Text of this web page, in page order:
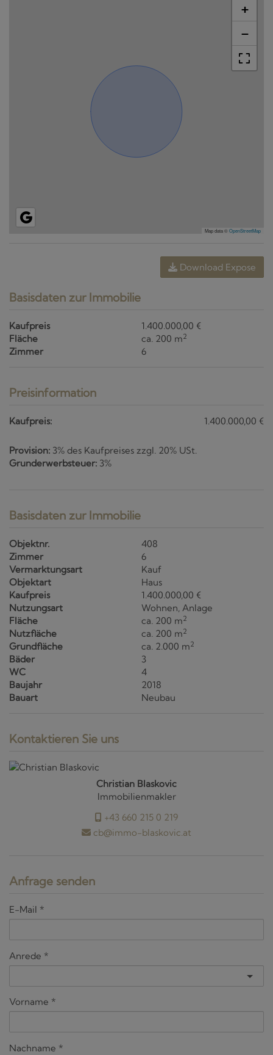
+
−
Map data ©OpenStreetMap
Download Expose
Basisdaten zur Immobilie
Kaufpreis
1.400.000,00 €
Fläche
ca. 200 m2
Zimmer 6
Preisinformation
Kaufpreis: 1.400.000,00 €
Provision: 3% des Kaufpreises zzgl. 20% USt.
Grunderwerbsteuer: 3%
Basisdaten zur Immobilie
Objektnr.
408
Zimmer
6
Vermarktungsart
Kauf
Objektart
Haus
Kaufpreis
1.400.000,00 €
Nutzungsart
Wohnen Anlage
Fläche
ca. 200 m2
Nutzfläche ca. 200 m2
Grundfläche ca. 2.000 m2
Bäder
3
WC
4
Baujahr
2018
Bauart
Neubau
Kontaktieren Sie uns
Christian Blaskovic
Immobilienmakler
+43 660 215 0 219
cb@immo-blaskovic.at
Anfrage senden
E-Mail
Anrede
Vorname
Nachname